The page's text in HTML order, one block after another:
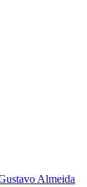
Almeida